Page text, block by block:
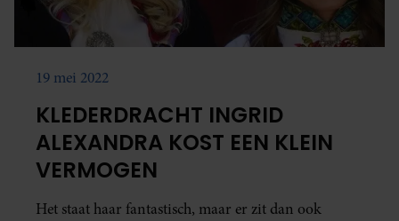
19 mei 2022
KLEDERDRACHT INGRID
ALEXANDRA KOST EEN KLEIN
VERMOGEN
Het staat haar fantastisch, maar er zit dan ook